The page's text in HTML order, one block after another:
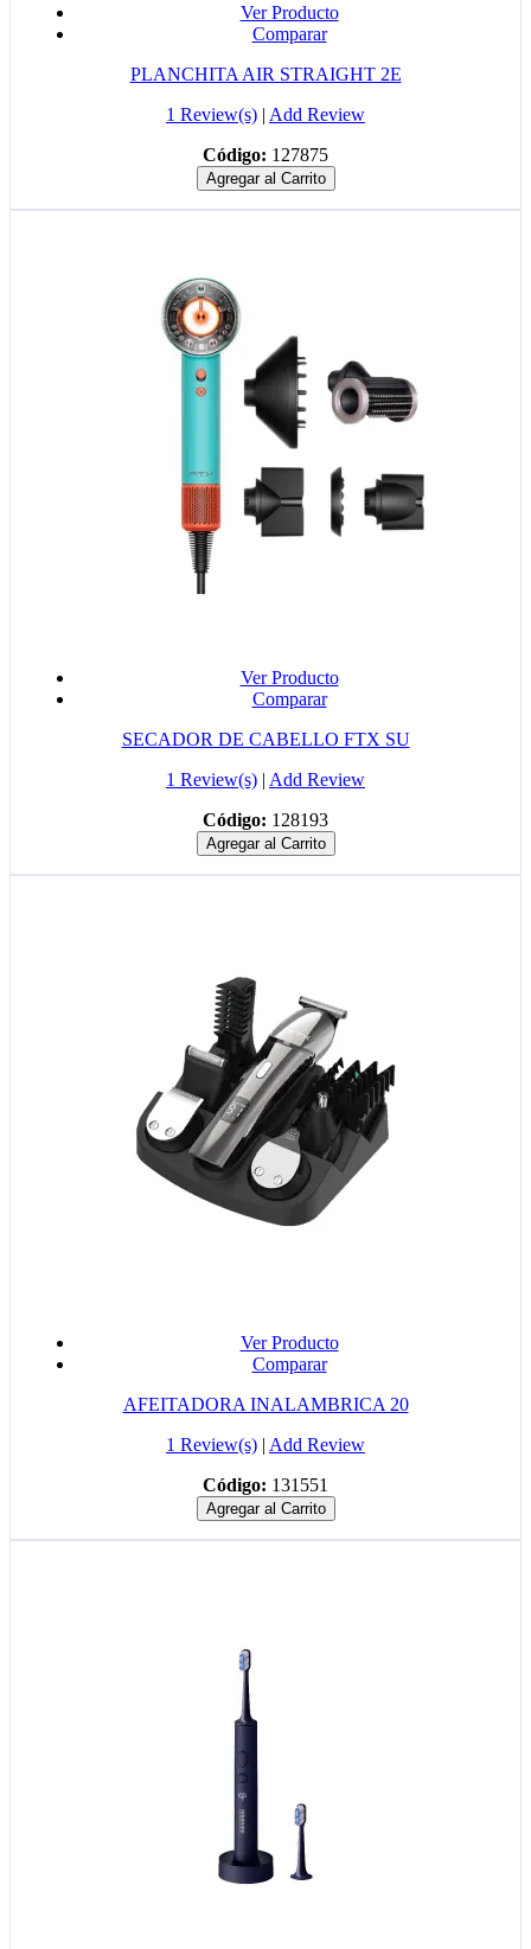
Ver Producto
Comparar
PLANCHITA AIR STRAIGHT 2E
1 Review(s) | Add Review
Código: 127875
Agregar al Carrito
Ver Producto
Comparar
SECADOR DE CABELLO FTX SU
1 Review(s) | Add Review
Código: 128193
Agregar al Carrito
Ver Producto
Comparar
AFEITADORA INALAMBRICA 20
1 Review(s) | Add Review
Código: 131551
Agregar al Carrito